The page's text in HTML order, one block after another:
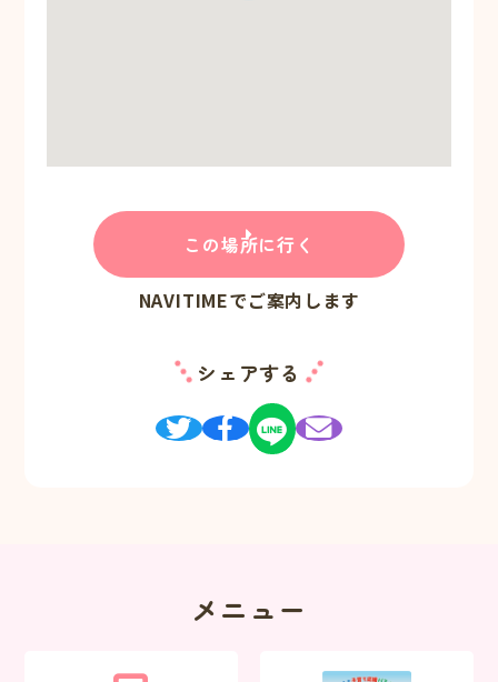
この場所に行く
NAVITIMEでご案内します
シェアする
メニュー